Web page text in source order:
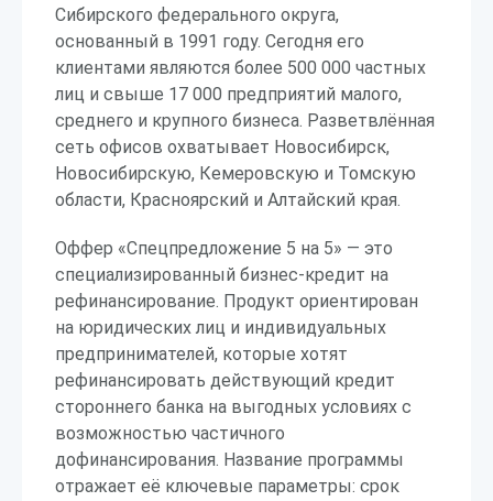
Сибирского федерального округа,
основанный в 1991 году. Сегодня его
клиентами являются более 500 000 частных
лиц и свыше 17 000 предприятий малого,
среднего и крупного бизнеса. Разветвлённая
сеть офисов охватывает Новосибирск,
Новосибирскую, Кемеровскую и Томскую
области, Красноярский и Алтайский края.
Оффер «Спецпредложение 5 на 5» — это
специализированный бизнес-кредит на
рефинансирование. Продукт ориентирован
на юридических лиц и индивидуальных
предпринимателей, которые хотят
рефинансировать действующий кредит
стороннего банка на выгодных условиях с
возможностью частичного
дофинансирования. Название программы
отражает её ключевые параметры: срок